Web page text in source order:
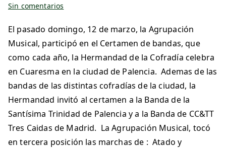
Sin comentarios
El pasado domingo, 12 de marzo, la Agrupación
Musical, participó en el Certamen de bandas, que
como cada año, la Hermandad de la Cofradía celebra
en Cuaresma en la ciudad de Palencia. Ademas de las
bandas de las distintas cofradías de la ciudad, la
Hermandad invitó al certamen a la Banda de la
Santísima Trinidad de Palencia y a la Banda de CC&TT
Tres Caidas de Madrid. La Agrupación Musical, tocó
en tercera posición las marchas de : Atado y